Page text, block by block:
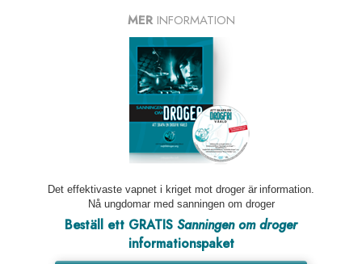
MER INFORMATION
Det effektivaste vapnet i kriget mot droger är information.
Nå ungdomar med sanningen om droger
Beställ ett GRATIS Sanningen om droger
informationspaket